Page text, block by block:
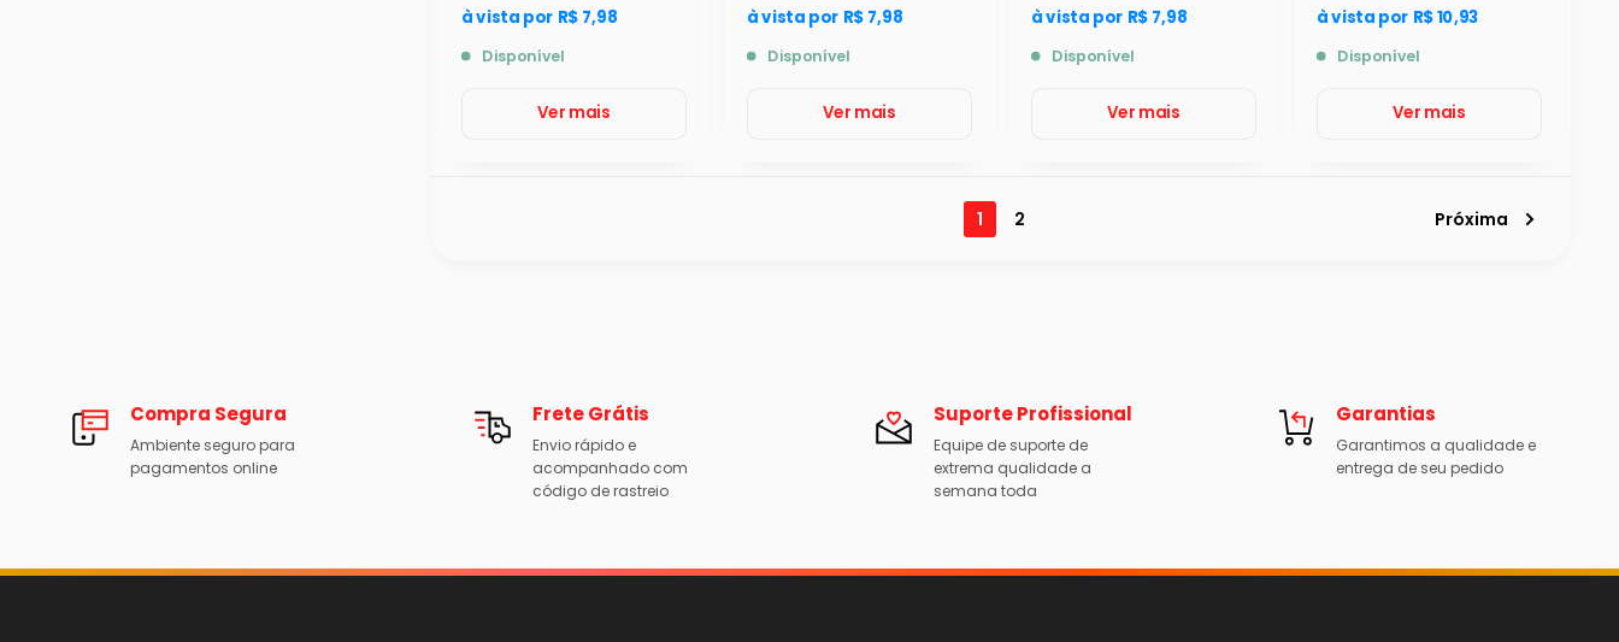
à vista por R$ 7,98
Disponível
Ver mais
à vista por R$ 7,98
Disponível
Ver mais
à vista por R$ 7,98
Disponível
Ver mais
à vista por R$ 10,93
Disponível
Ver mais
1 2 Próxima
Compra Segura
Ambiente seguro para
pagamentos online
Frete Grátis
Envio rápido e
acompanhado com
código de rastreio
Suporte Profissional
Equipe de suporte de
extrema qualidade a
semana toda
Garantias
Garantimos a qualidade e
entrega de seu pedido